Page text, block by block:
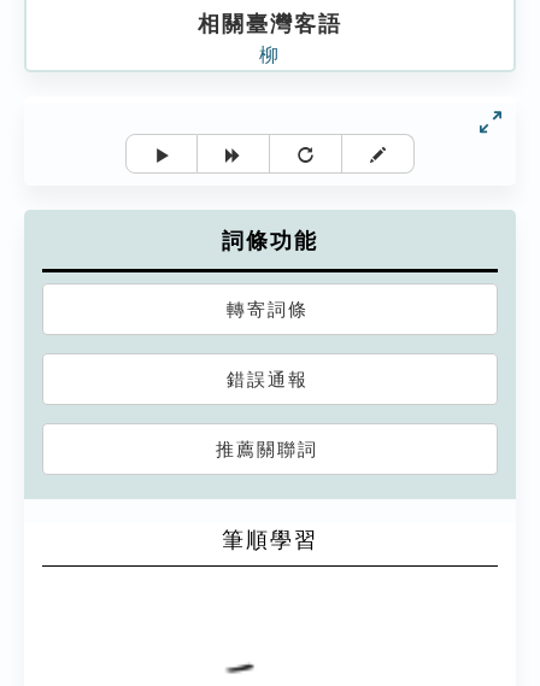
相關臺灣客語
柳
詞條功能
轉寄詞條
錯誤通報
推薦關聯詞
筆順學習